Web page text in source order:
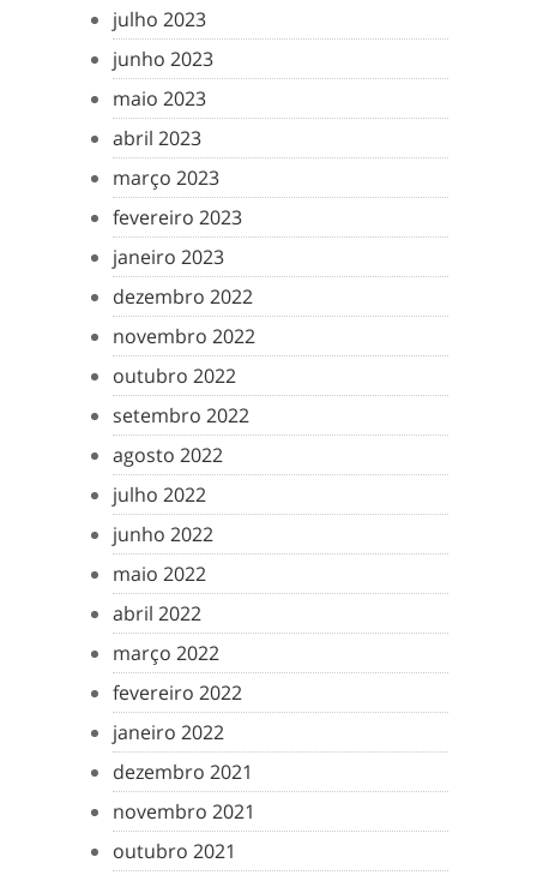
julho 2023
junho 2023
maio 2023
abril 2023
março 2023
fevereiro 2023
janeiro 2023
dezembro 2022
novembro 2022
outubro 2022
setembro 2022
agosto 2022
julho 2022
junho 2022
maio 2022
abril 2022
março 2022
fevereiro 2022
janeiro 2022
dezembro 2021
novembro 2021
outubro 2021